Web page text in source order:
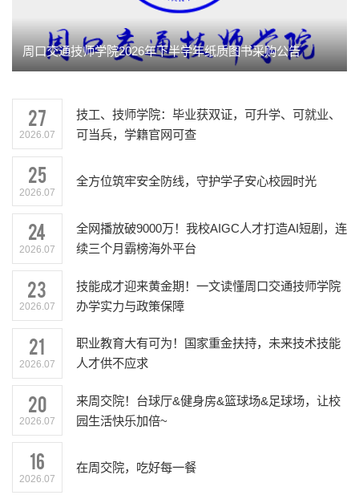
周口交通技师学院2026年下半学年纸质图书采购公告
27
2026.07
技工、技师学院：毕业获双证，可升学、可就业、
可当兵，学籍官网可查
25
2026.07
全方位筑牢安全防线，守护学子安心校园时光
24
2026.07
全网播放破9000万！我校AIGC人才打造AI短剧，连
续三个月霸榜海外平台
23
2026.07
技能成才迎来黄金期！一文读懂周口交通技师学院
办学实力与政策保障
21
2026.07
职业教育大有可为！国家重金扶持，未来技术技能
人才供不应求
20
2026.07
来周交院！台球厅&健身房&篮球场&足球场，让校
园生活快乐加倍~
16
2026.07
在周交院，吃好每一餐